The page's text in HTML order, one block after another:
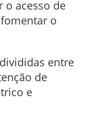
o acesso de
o
entre
de
e